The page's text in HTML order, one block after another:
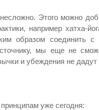
Этого можно
например хатха-
образом соединить
мы еще не
и убеждения не дадут
уже сегодня: